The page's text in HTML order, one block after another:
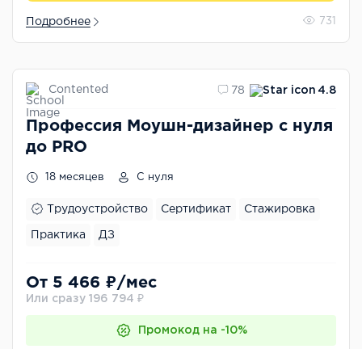
Подробнее 731
Contented 78 4.8
Профессия Моушн-дизайнер с нуля
до PRO
18 месяцев С нуля
Трудоустройство Сертификат Стажировка
Практика ДЗ
От 5 466 ₽/мес
Или сразу 196 794 ₽
Промокод на -10%